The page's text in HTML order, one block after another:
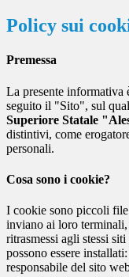
Policy sui
Premessa
La presente informativa
seguito il "Sito", sul
Superiore Statale
distintivi, come
personali.
Cosa sono i cookie?
I cookie sono piccoli
inviano ai loro terminali,
ritrasmessi agli stessi
possono essere
responsabile del sito